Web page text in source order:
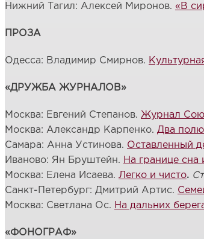
Нижний Тагил: Алексей Миронов. «В
ПРОЗА
Одесса: Владимир Смирнов.
«ДРУЖБА ЖУРНАЛОВ»
Москва: Евгений Степанов. Журнал
Москва: Александр Карпенко. Два
Самара: Анна Устинова. Оставленный
Иваново: Ян Бруштейн. На границе сна
Москва: Елена Исаева. Легко и чисто.
Санкт-Петербург: Дмитрий Артис.
Москва: Светлана Ос. На дальних
«ФОНОГРАФ»